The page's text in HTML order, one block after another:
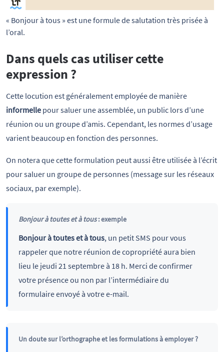
« Bonjour à tous » est une formule de salutation très prisée à
l’oral.
Dans quels cas utiliser cette
expression ?
Cette locution est généralement employée de manière
informelle pour saluer une assemblée, un public lors d’une
réunion ou un groupe d’amis. Cependant, les normes d’usage
varient beaucoup en fonction des personnes.
On notera que cette formulation peut aussi être utilisée à l’écrit
pour saluer un groupe de personnes (message sur les réseaux
sociaux, par exemple).
Bonjour à toutes et à tous: exemple
Bonjour à toutes et à tous, un petit SMS pour vous
rappeler que notre réunion de copropriété aura bien
lieu le jeudi 21 septembre à 18 h. Merci de confirmer
votre présence ou non par l’intermédiaire du
formulaire envoyé à votre e-mail.
Un doute sur l’orthographe et les formulations à employer ?